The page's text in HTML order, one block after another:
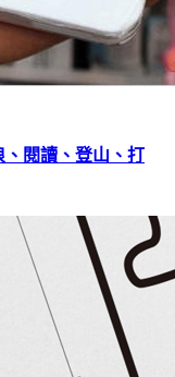
、閱讀、登山、打